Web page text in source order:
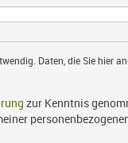
Daten, die Sie hier
zur Kenntnis